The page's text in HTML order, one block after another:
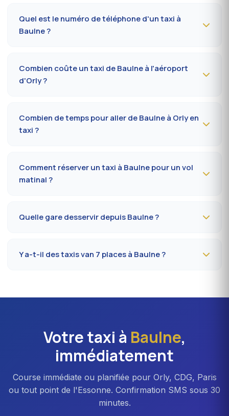
Quel est le numéro de téléphone d'un taxi à
Baulne ?
ou écrivez sur
WhatsApp au 06 59 27
. Confirmation par SMS sous 30 minutes, prise en
charge dans la commune en 10 à 20 minutes.
Combien coûte un taxi de Baulne à l'aéroport
d'Orly ?
la nuit, le dimanche ou
les jours fériés. Tarif au compteur réglementé
préfectoral 91.
Combien de temps pour aller de Baulne à Orly en
taxi ?
et le terminal (Orly 1, 2, 3 ou 4). Prévoir 10 minutes
supplémentaires en heure de pointe (7h-9h, 17h-19h).
Comment réserver un taxi à Baulne pour un vol
matinal ?
prise en charge à Baulne. Confirmation SMS le soir
Quelle gare desservir depuis Baulne ?
. Depuis Baulne, comptez en moyenne
27 à 35 minutes selon l'axe emprunté. Accès direct
Y a-t-il des taxis van 7 places à Baulne ?
équipes professionnelles ou transferts Orly avec
Votre taxi à Baulne,
immédiatement
Course immédiate ou planifiée pour Orly, CDG, Paris
ou tout point de l'Essonne. Confirmation SMS sous 30
minutes.